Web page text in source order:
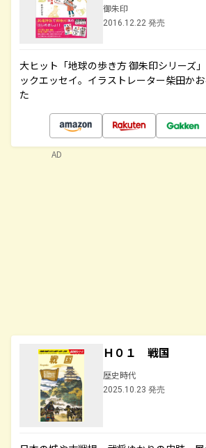
御朱印
2016.12.22 発売
大ヒット「地球の歩き方 御朱印シリーズ
ックエッセイ。イラストレーター柴田か
た
Ｈ０１ 戦国
歴史時代
2025.10.23 発売
AD